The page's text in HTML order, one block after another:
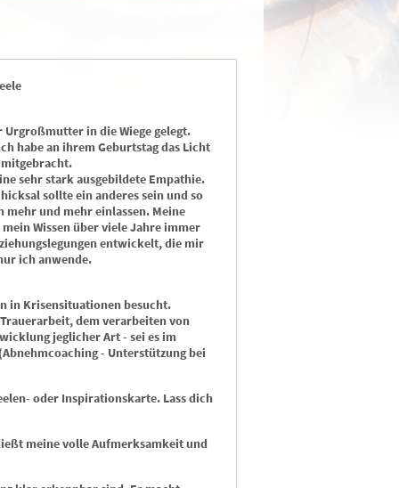
Angel Anasta…
PIN: 048
Bewertungen: 5
Medium * ohne
· Trancearbeit · Human
Ich bin fast Blind, aber genau das ist
bodenständig ohne Märchenstunde,
Exklusiv auf der Astrogtoup
Urgroßmutter in die Wiege gelegt.
habe an ihrem Geburtstag das Licht
sehr stark ausgebildete Empathie.
sollte ein anderes sein und so
und mehr einlassen. Meine
Wissen über viele Jahre immer
entwickelt, die mir
ich anwende.
in Krisensituationen besucht.
dem verarbeiten von
jeglicher Art - sei es im
- Unterstützung bei
oder Inspirationskarte. Lass dich
meine volle Aufmerksamkeit und